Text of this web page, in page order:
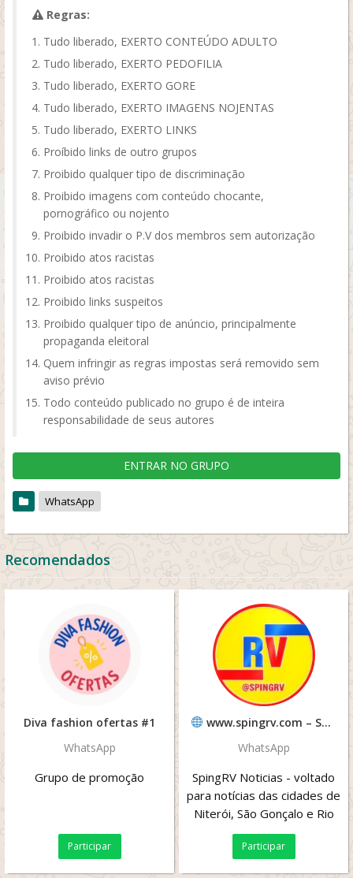
Regras:
Tudo liberado, EXERTO CONTEÚDO ADULTO
Tudo liberado, EXERTO PEDOFILIA
Tudo liberado, EXERTO GORE
Tudo liberado, EXERTO IMAGENS NOJENTAS
Tudo liberado, EXERTO LINKS
Proíbido links de outro grupos
Proibido qualquer tipo de discriminação
Proibido imagens com conteúdo chocante,
pornográfico ou nojento
Proibido invadir o P.V dos membros sem autorização
Proibido atos racistas
Proibido atos racistas
Proibido links suspeitos
Proibido qualquer tipo de anúncio, principalmente
propaganda eleitoral
Quem infringir as regras impostas será removido sem
aviso prévio
Todo conteúdo publicado no grupo é de inteira
responsabilidade de seus autores
ENTRAR NO GRUPO
WhatsApp
Recomendados
Diva fashion ofertas #1
WhatsApp
Grupo de promoção
Participar
www.spingrv.com – SPINGRV
WhatsApp
SpingRV Noticias - voltado
para notícias das cidades de
Niterói, São Gonçalo e Rio
de janeiro. Esporte,
cultura,...
Participar